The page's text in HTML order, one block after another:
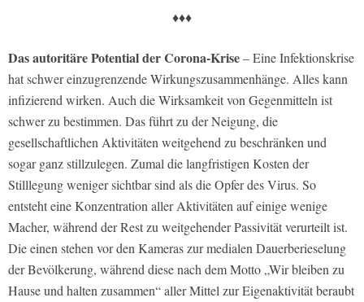
♦♦♦
Das autoritäre Potential der Corona-Krise– Eine Infektionskrise
hat schwer einzugrenzende Wirkungszusammenhänge. Alles kann
infizierend wirken. Auch die Wirksamkeit von Gegenmitteln ist
schwer zu bestimmen. Das führt zu der Neigung, die
gesellschaftlichen Aktivitäten weitgehend zu beschränken und
sogar ganz stillzulegen. Zumal die langfristigen Kosten der
Stilllegung weniger sichtbar sind als die Opfer des Virus. So
entsteht eine Konzentration aller Aktivitäten auf einige wenige
Macher, während der Rest zu weitgehender Passivität verurteilt ist.
Die einen stehen vor den Kameras zur medialen Dauerberieselung
der Bevölkerung, während diese nach dem Motto „Wir bleiben zu
Hause und halten zusammen“ aller Mittel zur Eigenaktivität beraubt